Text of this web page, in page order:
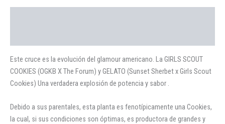
Este cruce es la evolución del glamour americano. La GIRLS SCOUT
COOKIES (OGKB X The Forum) y GELATO (Sunset Sherbet x Girls Scout
Cookies) Una verdadera explosión de potencia y sabor .
Debido a sus parentales, esta planta es fenotípicamente una Cookies,
la cual, si sus condiciones son óptimas, es productora de grandes y